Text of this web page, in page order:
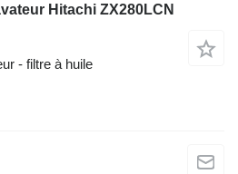
Hitachi ZX280LCN
- filtre à huile